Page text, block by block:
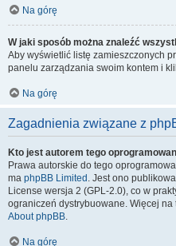
Na górę
W jaki sposób można znaleźć
Aby wyświetlić listę zamieszczonych
panelu zarządzania swoim kontem i
Na górę
Zagadnienia związane z
Kto jest autorem tego
Prawa autorskie do tego
ma phpBB Limited . Jest ono
License wersja 2 (GPL-2.0), co w
ograniczeń dystrybuowane. Więcej
About phpBB.
Na górę